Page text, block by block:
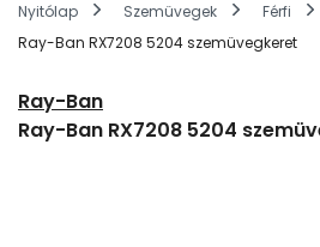
Nyitólap Szemüvegek Férfi
Ray-Ban RX7208 5204 szemüvegkeret
Ray-Ban
Ray-Ban RX7208 5204